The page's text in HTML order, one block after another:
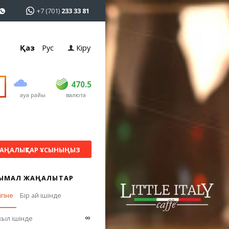
+7 (701) 233 33 81
Қаз Рус Кіру
ауа райы
470.5
USD 469 470.5
EUR валюта
ҰСЫНЫҢЫЗ
ЖАҢАЛЫҚТАР
Бір ай ішінде
ішінде ∞